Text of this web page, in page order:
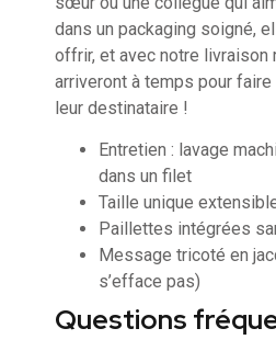
dans un packaging soigné,
offrir, et avec notre livraison
arriveront à temps pour
leur destinataire !
Entretien : lavage
dans un filet
Taille unique
Paillettes intégrées
Message tricoté en
s’efface pas)
Questions